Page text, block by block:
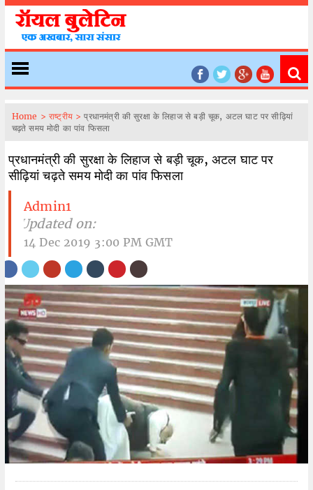
Home > राष्ट्रीय >प्रधानमंत्री की सुरक्षा के लिहाज से बड़ी चूक, अटल घाट पर सीढ़ियां
चढ़ते समय मोदी का पांव फिसला
प्रधानमंत्री की सुरक्षा के लिहाज से बड़ी चूक, अटल घाट पर
सीढ़ियां चढ़ते समय मोदी का पांव फिसला
Admin1
| Updated on:
14 Dec 2019 3:00 PM GMT